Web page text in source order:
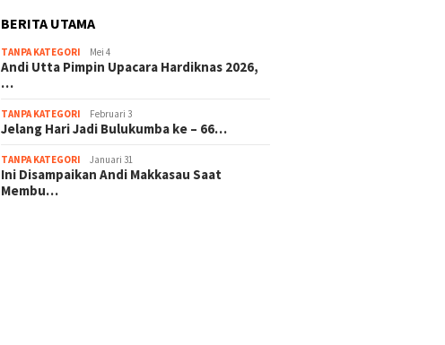
BERITA UTAMA
TANPA KATEGORI Mei 4
Andi Utta Pimpin Upacara Hardiknas 2026,
…
TANPA KATEGORI Februari 3
Jelang Hari Jadi Bulukumba ke – 66…
TANPA KATEGORI Januari 31
Ini Disampaikan Andi Makkasau Saat
Membu…